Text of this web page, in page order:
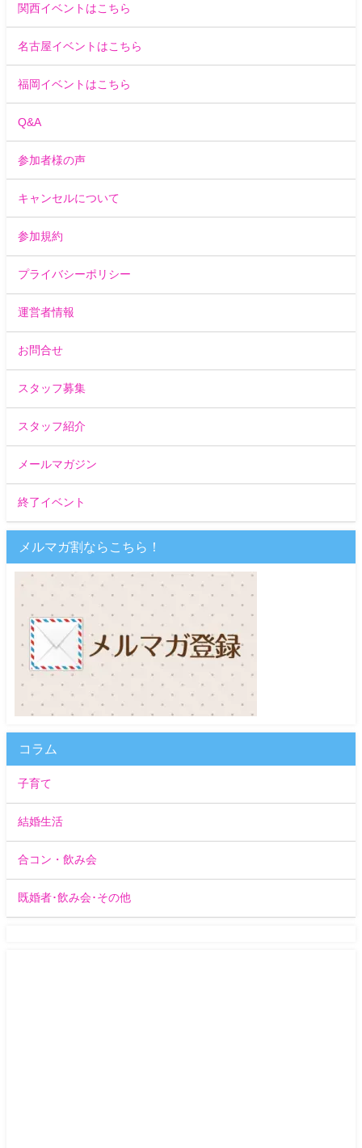
関西イベントはこちら
名古屋イベントはこちら
福岡イベントはこちら
Q&A
参加者様の声
キャンセルについて
参加規約
プライバシーポリシー
運営者情報
お問合せ
スタッフ募集
スタッフ紹介
メールマガジン
終了イベント
メルマガ割ならこちら！
コラム
子育て
結婚生活
合コン・飲み会
既婚者･飲み会･その他